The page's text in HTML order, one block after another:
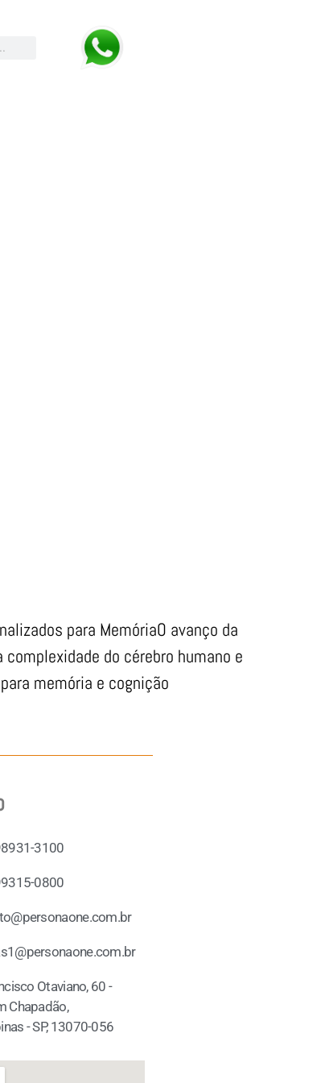
para MemóriaO avanço da
do cérebro humano e
memória e cognição
3100
0800
Otaviano, 60 -
Chapadão,
- SP, 13070-056